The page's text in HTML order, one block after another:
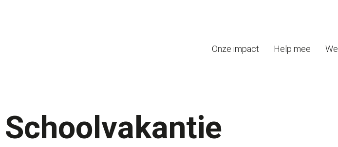
Onze impact Help mee
Schoolvakantie